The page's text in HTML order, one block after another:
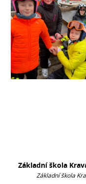
Základní škola
Základní škola